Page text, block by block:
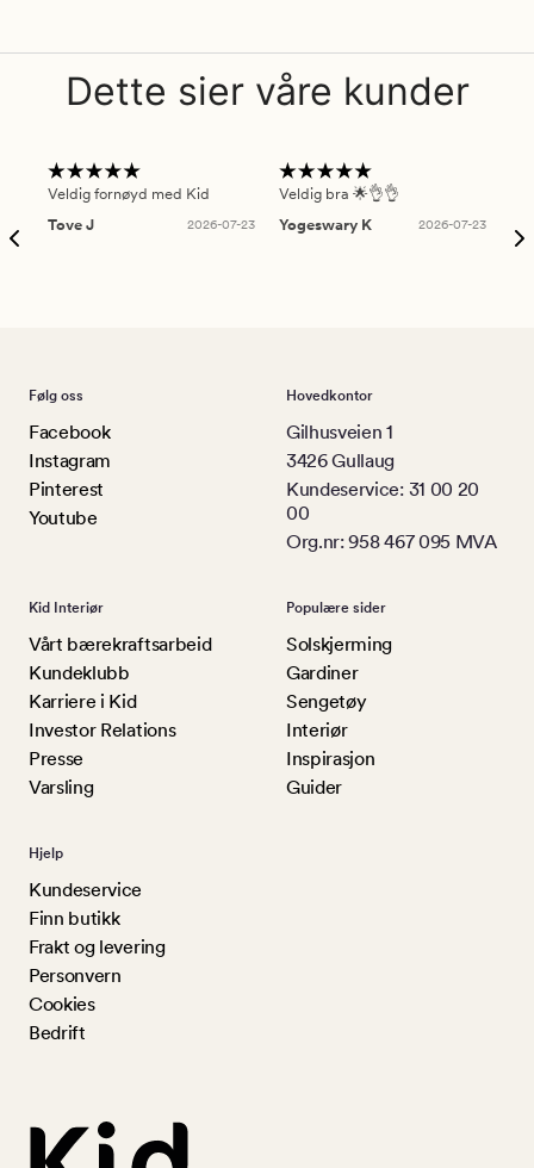
Dette sier våre kunder
Veldig fornøyd med Kid
Tove J
2026-07-23
Veldig bra 🌟👌👌
Yogeswary K
2026-07-23
Følg oss
Facebook
Instagram
Pinterest
Youtube
Hovedkontor
Gilhusveien 1
3426 Gullaug
Kundeservice: 31 00 20
00
Org.nr: 958 467 095 MVA
Kid Interiør
Vårt bærekraftsarbeid
Kundeklubb
Karriere i Kid
Investor Relations
Presse
Varsling
Populære sider
Solskjerming
Gardiner
Sengetøy
Interiør
Inspirasjon
Guider
Hjelp
Kundeservice
Finn butikk
Frakt og levering
Personvern
Cookies
Bedrift